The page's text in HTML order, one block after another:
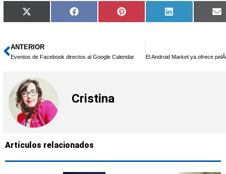
Compartir
en
X
(Twitter)
Compartir
en
Facebook
Compartir
en
Pinterest
Compartir
en
LinkedIn
Ant
ANTERIOR
Eventos de Facebook directos al Google Calendar
Cristina
Artículos relacionados